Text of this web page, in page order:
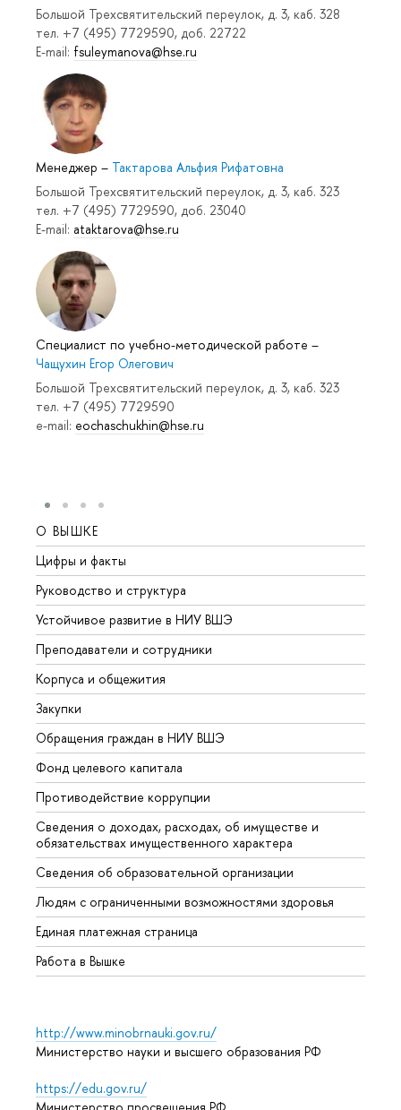
Большой Трехсвятительский переулок, д. 3, каб. 328
тел. +7 (495) 7729590, доб. 22722
E-mail: fsuleymanova@hse.ru
Менеджер – Тактарова Альфия Рифатовна
Большой Трехсвятительский переулок, д. 3, каб. 323
тел. +7 (495) 7729590, доб. 23040
E-mail: ataktarova@hse.ru
Специалист по учебно-методической работе –
Чащухин Егор Олегович
Большой Трехсвятительский переулок, д. 3, каб. 323
тел. +7 (495) 7729590
e-mail: eochaschukhin@hse.ru
О ВЫШКЕ
Цифры и факты
Руководство и структура
Устойчивое развитие в НИУ ВШЭ
Преподаватели и сотрудники
Корпуса и общежития
Закупки
Обращения граждан в НИУ ВШЭ
Фонд целевого капитала
Противодействие коррупции
Сведения о доходах, расходах, об имуществе и
обязательствах имущественного характера
Сведения об образовательной организации
Людям с ограниченными возможностями здоровья
Единая платежная страница
Работа в Вышке
http://www.minobrnauki.gov.ru/
Министерство науки и высшего образования РФ
https://edu.gov.ru/